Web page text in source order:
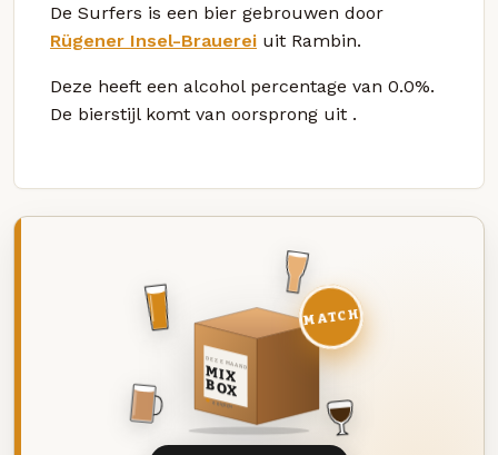
De Surfers is een bier gebrouwen door
Rügener Insel-Brauerei uit Rambin.
Deze heeft een alcohol percentage van 0.0%.
De bierstijl komt van oorsprong uit .
DEZE MAAND
MIX
BOX
8 BIEREN
MATCH